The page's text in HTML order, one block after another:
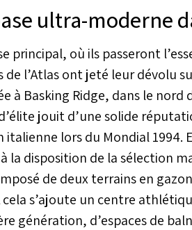
ultra-moderne
principal, où ils passeront
de l’Atlas ont jeté leur dévolu
à Basking Ridge, dans le nord
jouit d’une solide
italienne lors du Mondial 1994.
disposition de la sélection
de deux terrains en
cela s’ajoute un centre
génération, d’espaces de